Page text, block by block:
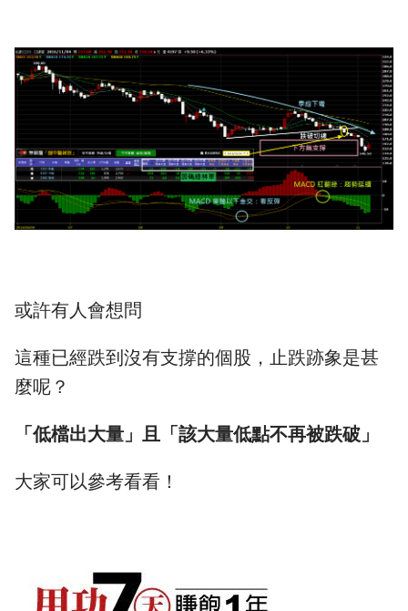
或許有人會想問
這種已經跌到沒有支撐的個股，止跌跡象是甚
麼呢？
「低檔出大量」且「該大量低點不再被跌破」
大家可以參考看看！